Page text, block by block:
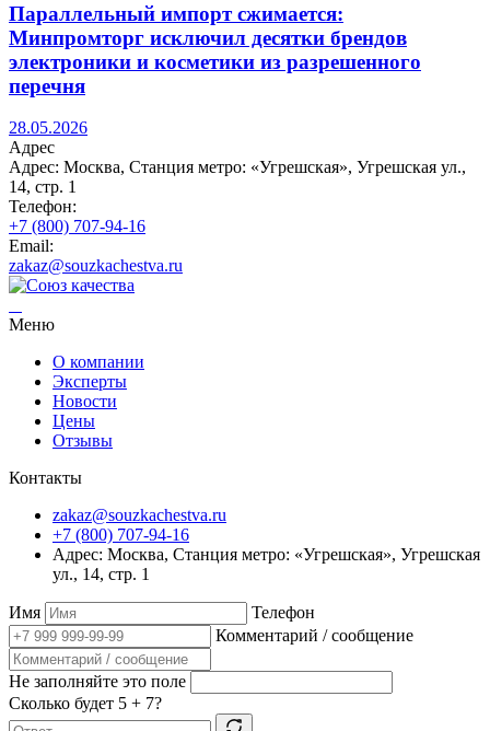
Параллельный импорт сжимается:
Минпромторг исключил десятки брендов
электроники и косметики из разрешенного
перечня
28.05.2026
Адрес
Адрес: Москва, Станция метро: «Угрешская», Угрешская ул.,
14, стр. 1
Телефон:
+7 (800) 707-94-16
Email:
zakaz@souzkachestva.ru
Меню
О компании
Эксперты
Новости
Цены
Отзывы
Контакты
zakaz@souzkachestva.ru
+7 (800) 707-94-16
Адрес: Москва, Станция метро: «Угрешская», Угрешская
ул., 14, стр. 1
Имя
Телефон
Комментарий / сообщение
Не заполняйте это поле
Сколько будет 5 + 7?